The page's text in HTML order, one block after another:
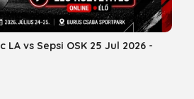
LA vs Sepsi OSK 25 Jul 2026 -